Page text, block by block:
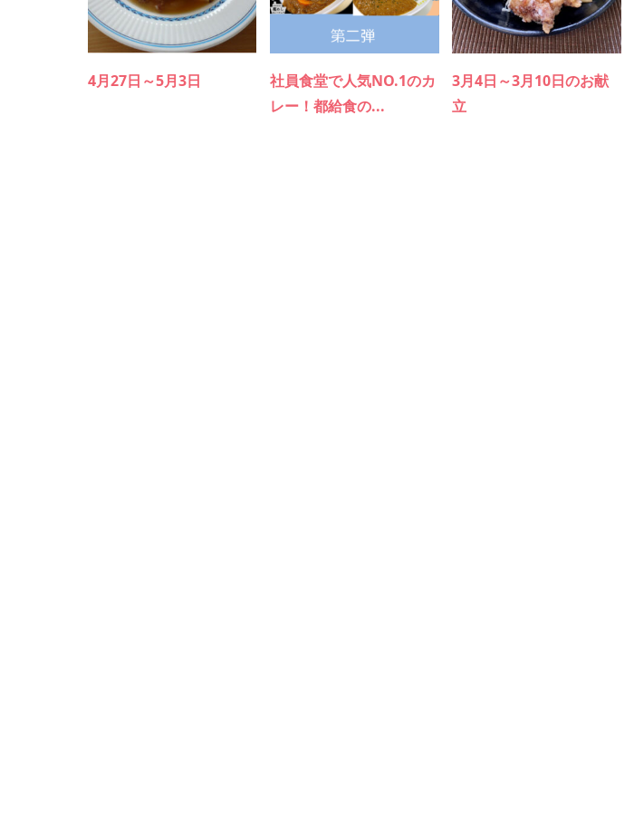
4月27日～5月3日
社員食堂で人気NO.1のカ
レー！都給食の...
3月4日～3月10日のお献
立